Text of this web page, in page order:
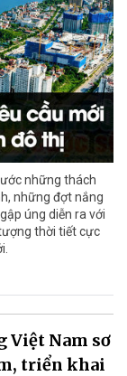
những thách
những đợt nắng
úng diễn ra với
thời tiết cực
Việt Nam sơ
triển khai